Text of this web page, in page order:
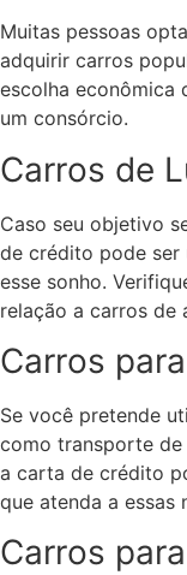
Muitas pessoas
adquirir carros
escolha econômica
um consórcio.
Carros de
Caso seu objetivo
de crédito pode ser
esse sonho.
relação a carros de
Carros
Se você pretende
como transporte de
a carta de crédito
que atenda a essas
Carros